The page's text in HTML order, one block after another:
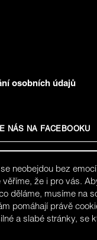
osobních údajů
NÁS NA FACEBOOKU
NÁS NA INSTAGRAMU
neobejdou bez
věříme, že i pro vás.
děláme, musíme na
pomáhají právě
a slabé stránky, se